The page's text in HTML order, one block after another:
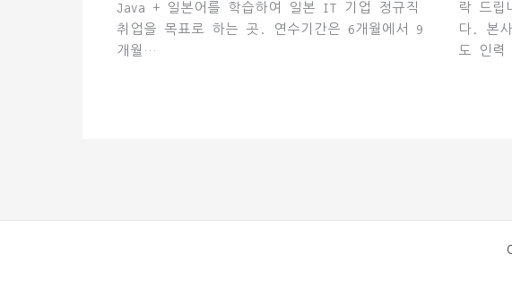
Java + 일본어를 학습하여 일본 IT 기업 정규직
취업을 목표로 하는 곳. 연수기간은 6개월에서 9
개월…
락 드립
다. 본
도 인력